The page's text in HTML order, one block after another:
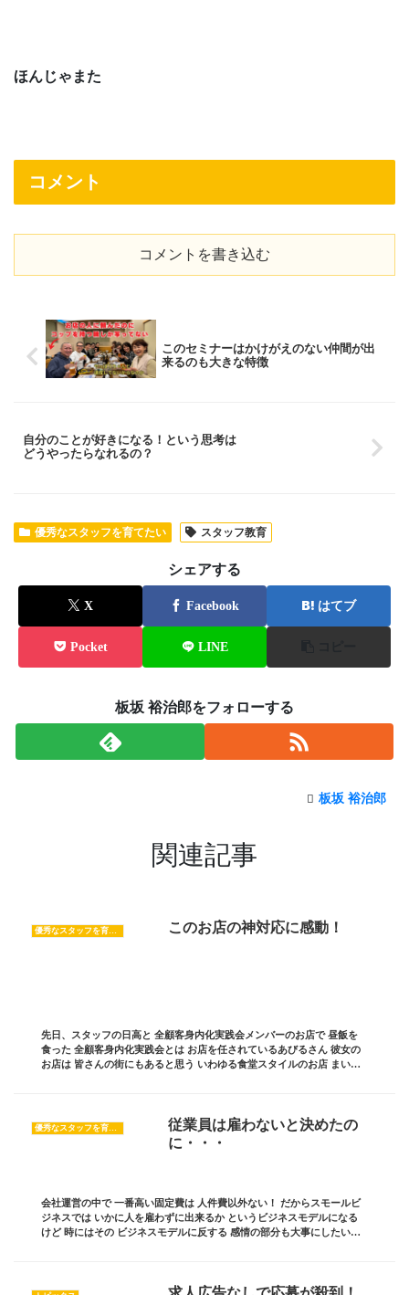
ほんじゃまた
コメント
コメントを書き込む
このセミナーはかけがえのない仲間が出
来るのも大きな特徴
自分のことが好きになる！という思考は
どうやったらなれるの？
優秀なスタッフを育てたい スタッフ教育
シェアする
X Facebook はてブ
Pocket LINE
板坂 裕治郎をフォローする
板坂 裕治郎
関連記事
優秀なスタッフを育てたい このお店の神対応に感動！
先日、スタッフの日高と 全顧客身内化実践会メンバーのお店で 昼飯を
食った 全顧客身内化実践会とは お店を任されているあびるさん 彼女の
お店は 皆さんの街にもあると思う いわゆる食堂スタイルのお店 まいど
優秀なスタッフを育てたい
従業員は雇わないと決めたの
に・・・
会社運営の中で 一番高い固定費は 人件費以外ない！ だからスモールビ
ジネスでは いかに人を雇わずに出来るか というビジネスモデルになる
けど 時にはその ビジネスモデルに反する 感情の部分も大事にしたい！